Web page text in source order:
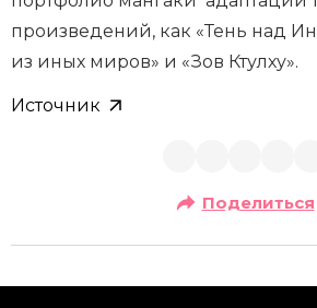
произведений, как «Тень над
из иных миров» и «Зов Ктулху».
Источник
Поделиться